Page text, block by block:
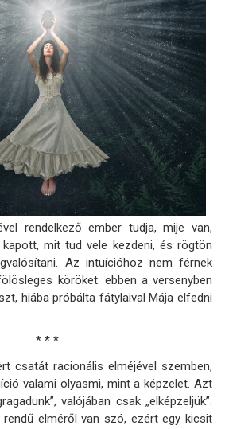
rendelkező ember tudja, mije van,
mit tud vele kezdeni, és rögtön
Az intuícióhoz nem férnek
köröket: ebben a versenyben
hiába próbálta fátylaival Mája elfedni
* * *
csatát racionális elméjével szemben,
valami olyasmi, mint a képzelet. Azt
valójában csak „elképzeljük”.
elméről van szó, ezért egy kicsit